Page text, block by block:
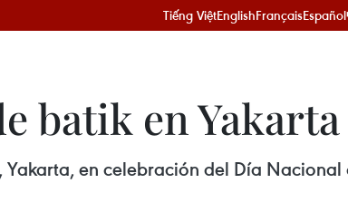
Tiếng ViệtEnglishFrançaisEspañol
batik en Yakarta
en celebración del Día Nacional